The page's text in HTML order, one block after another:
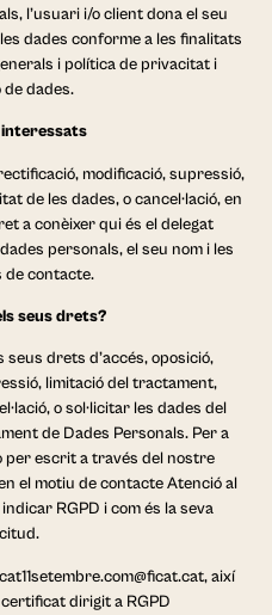
l’usuari i/o client dona el seu
dades conforme a les finalitats
i política de privacitat i
dades.
modificació, supressió,
de les dades, o cancel·lació, en
a conèixer qui és el delegat
personals, el seu nom i les
de contacte.
seus drets?
drets d’accés, oposició,
limitació del tractament,
o sol·licitar les dades del
de Dades Personals. Per a
per escrit a través del nostre
el motiu de contacte Atenció al
RGPD i com és la seva
així
dirigit a RGPD